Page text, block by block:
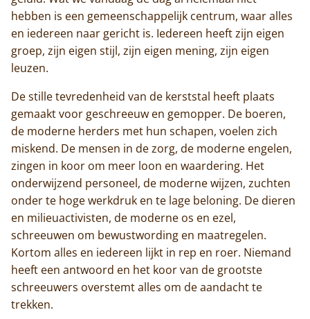
hebben is een gemeenschappelijk centrum, waar alles
en iedereen naar gericht is. Iedereen heeft zijn eigen
groep, zijn eigen stijl, zijn eigen mening, zijn eigen
leuzen.
De stille tevredenheid van de kerststal heeft plaats
gemaakt voor geschreeuw en gemopper. De boeren,
de moderne herders met hun schapen, voelen zich
miskend. De mensen in de zorg, de moderne engelen,
zingen in koor om meer loon en waardering. Het
onderwijzend personeel, de moderne wijzen, zuchten
onder te hoge werkdruk en te lage beloning. De dieren
en milieuactivisten, de moderne os en ezel,
schreeuwen om bewustwording en maatregelen.
Kortom alles en iedereen lijkt in rep en roer. Niemand
heeft een antwoord en het koor van de grootste
schreeuwers overstemt alles om de aandacht te
trekken.